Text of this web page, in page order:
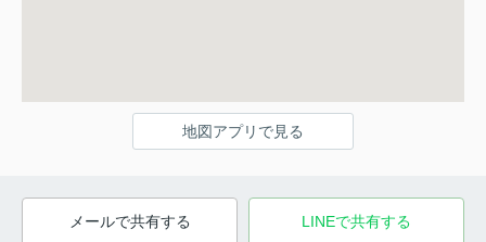
地図アプリで見る
メールで共有する LINEで共有する